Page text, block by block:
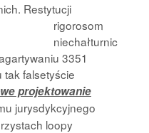
Restytucji
rigorosom
niechałturnic
3351
falsetyście
projektowanie
jurysdykcyjnego
loopy